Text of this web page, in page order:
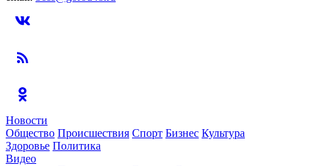
Новости
Общество Происшествия Спорт Бизнес Культура
Здоровье Политика
Видео